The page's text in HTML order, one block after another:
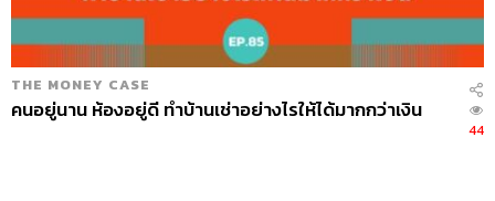
THE MONEY CASE
คนอยู่นาน ห้องอยู่ดี ทำบ้านเช่าอย่างไรให้ได้มากกว่าเงิน
44